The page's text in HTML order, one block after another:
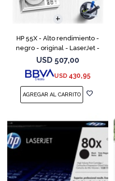
HP 55X - Alto rendimiento -
negro - original - LaserJet -
cartucho de tóner (CE255X) -
para LaserJet Enterprise MFP
M525; LaserJ
USD 507,00
USD 430,95